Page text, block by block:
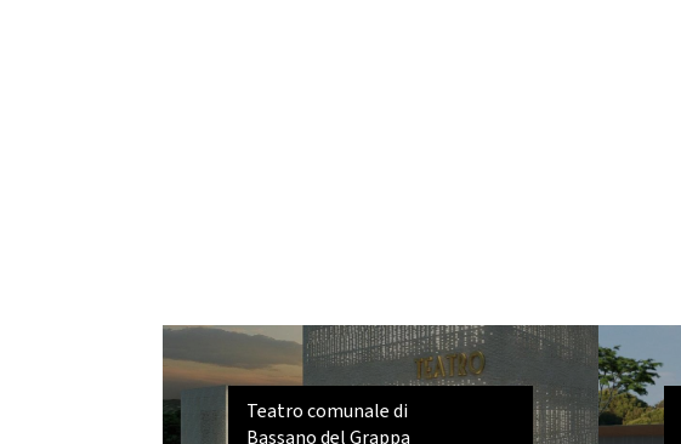
Teatro comunale di
Bassano del Grappa